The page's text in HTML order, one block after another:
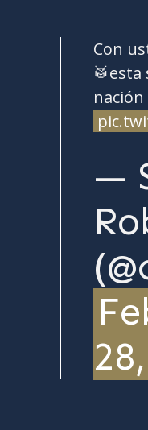
Con
🥁esta
nación
—